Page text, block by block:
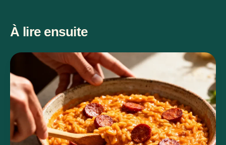
À lire ensuite